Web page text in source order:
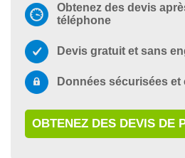
Obtenez des devis
téléphone
Devis gratuit et sans
Données sécurisées
OBTENEZ DES DEVIS DE